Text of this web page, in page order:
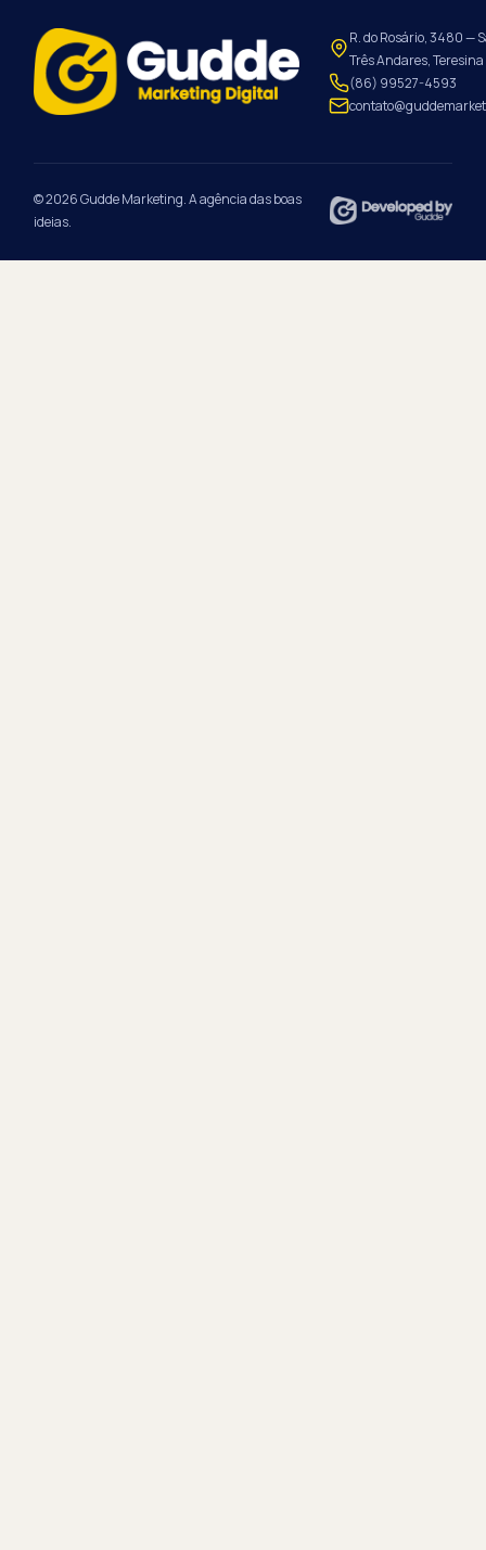
R. do Rosário, 3480 —
Três Andares,
(86) 99527-4593
© 2026 Gudde Marketing. A agência das boas
ideias.